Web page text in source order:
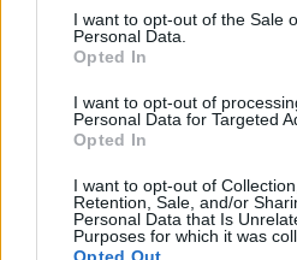
consent section.
I want to opt-out of the Sale
Personal Data.
Opted In
I want to opt-out of
Personal Data for Targeted
Opted In
I want to opt-out of
Retention, Sale, and/or
Personal Data that Is
Purposes for which it was
Opted Out
A customizable modal
[mc4wp_form id="496"]